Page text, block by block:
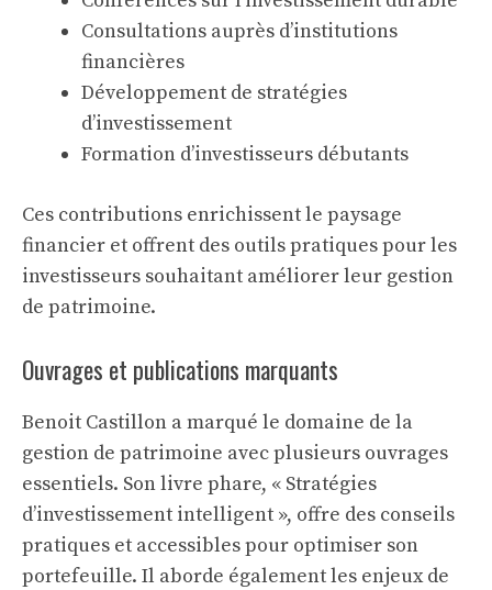
Consultations auprès d’institutions
financières
Développement de stratégies
d’investissement
Formation d’investisseurs débutants
Ces contributions enrichissent le paysage
financier et offrent des outils pratiques pour les
investisseurs souhaitant améliorer leur gestion
de patrimoine.
Ouvrages et publications marquants
Benoit Castillon a marqué le domaine de la
gestion de patrimoine avec plusieurs ouvrages
essentiels. Son livre phare, « Stratégies
d’investissement intelligent », offre des conseils
pratiques et accessibles pour optimiser son
portefeuille. Il aborde également les enjeux de